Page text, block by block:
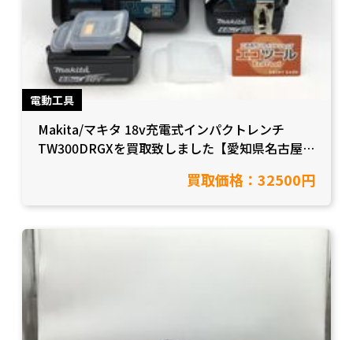
電動工具
Makita/マキタ 18v充電式インパクトレンチ
TW300DRGXを買取致しました【愛知県名古屋
買取価格：32500円